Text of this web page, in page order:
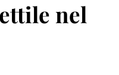
nel